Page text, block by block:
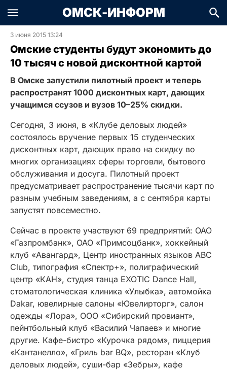
ОМСК-ИНФОРМ
3 июня 2015 13:24
Омские студенты будут экономить до
10 тысяч с новой дисконтной картой
В Омске запустили пилотный проект и теперь
распространят 1000 дисконтных карт, дающих
учащимся ссузов и вузов 10–25% скидки.
Сегодня, 3 июня, в «Клубе деловых людей»
состоялось вручение первых 15 студенческих
дисконтных карт, дающих право на скидку во
многих организациях сферы торговли, бытового
обслуживания и досуга. Пилотный проект
предусматривает распространение тысячи карт по
разным учебным заведениям, а с сентября карты
запустят повсеместно.
Сейчас в проекте участвуют 69 предприятий: ОАО
«Газпромбанк», ОАО «Примсоцбанк», хоккейный
клуб «Авангард», Центр иностранных языков ABC
Club, типография «Спектр+», полиграфический
центр «КАН», студия танца EXOTIC Dance Hall,
стоматологическая клиника «Улыбка», автомойка
Dakar, ювелирные салоны «Ювелирторг», салон
одежды «Лора», ООО «Сибирский провиант»,
пейнтбольный клуб «Василий Чапаев» и многие
другие. Кафе-бистро «Курочка рядом», пиццерия
«Кантанелло», «Гриль bar BQ», ресторан «Клуб
деловых людей», суши-бар «Зебры», кафе